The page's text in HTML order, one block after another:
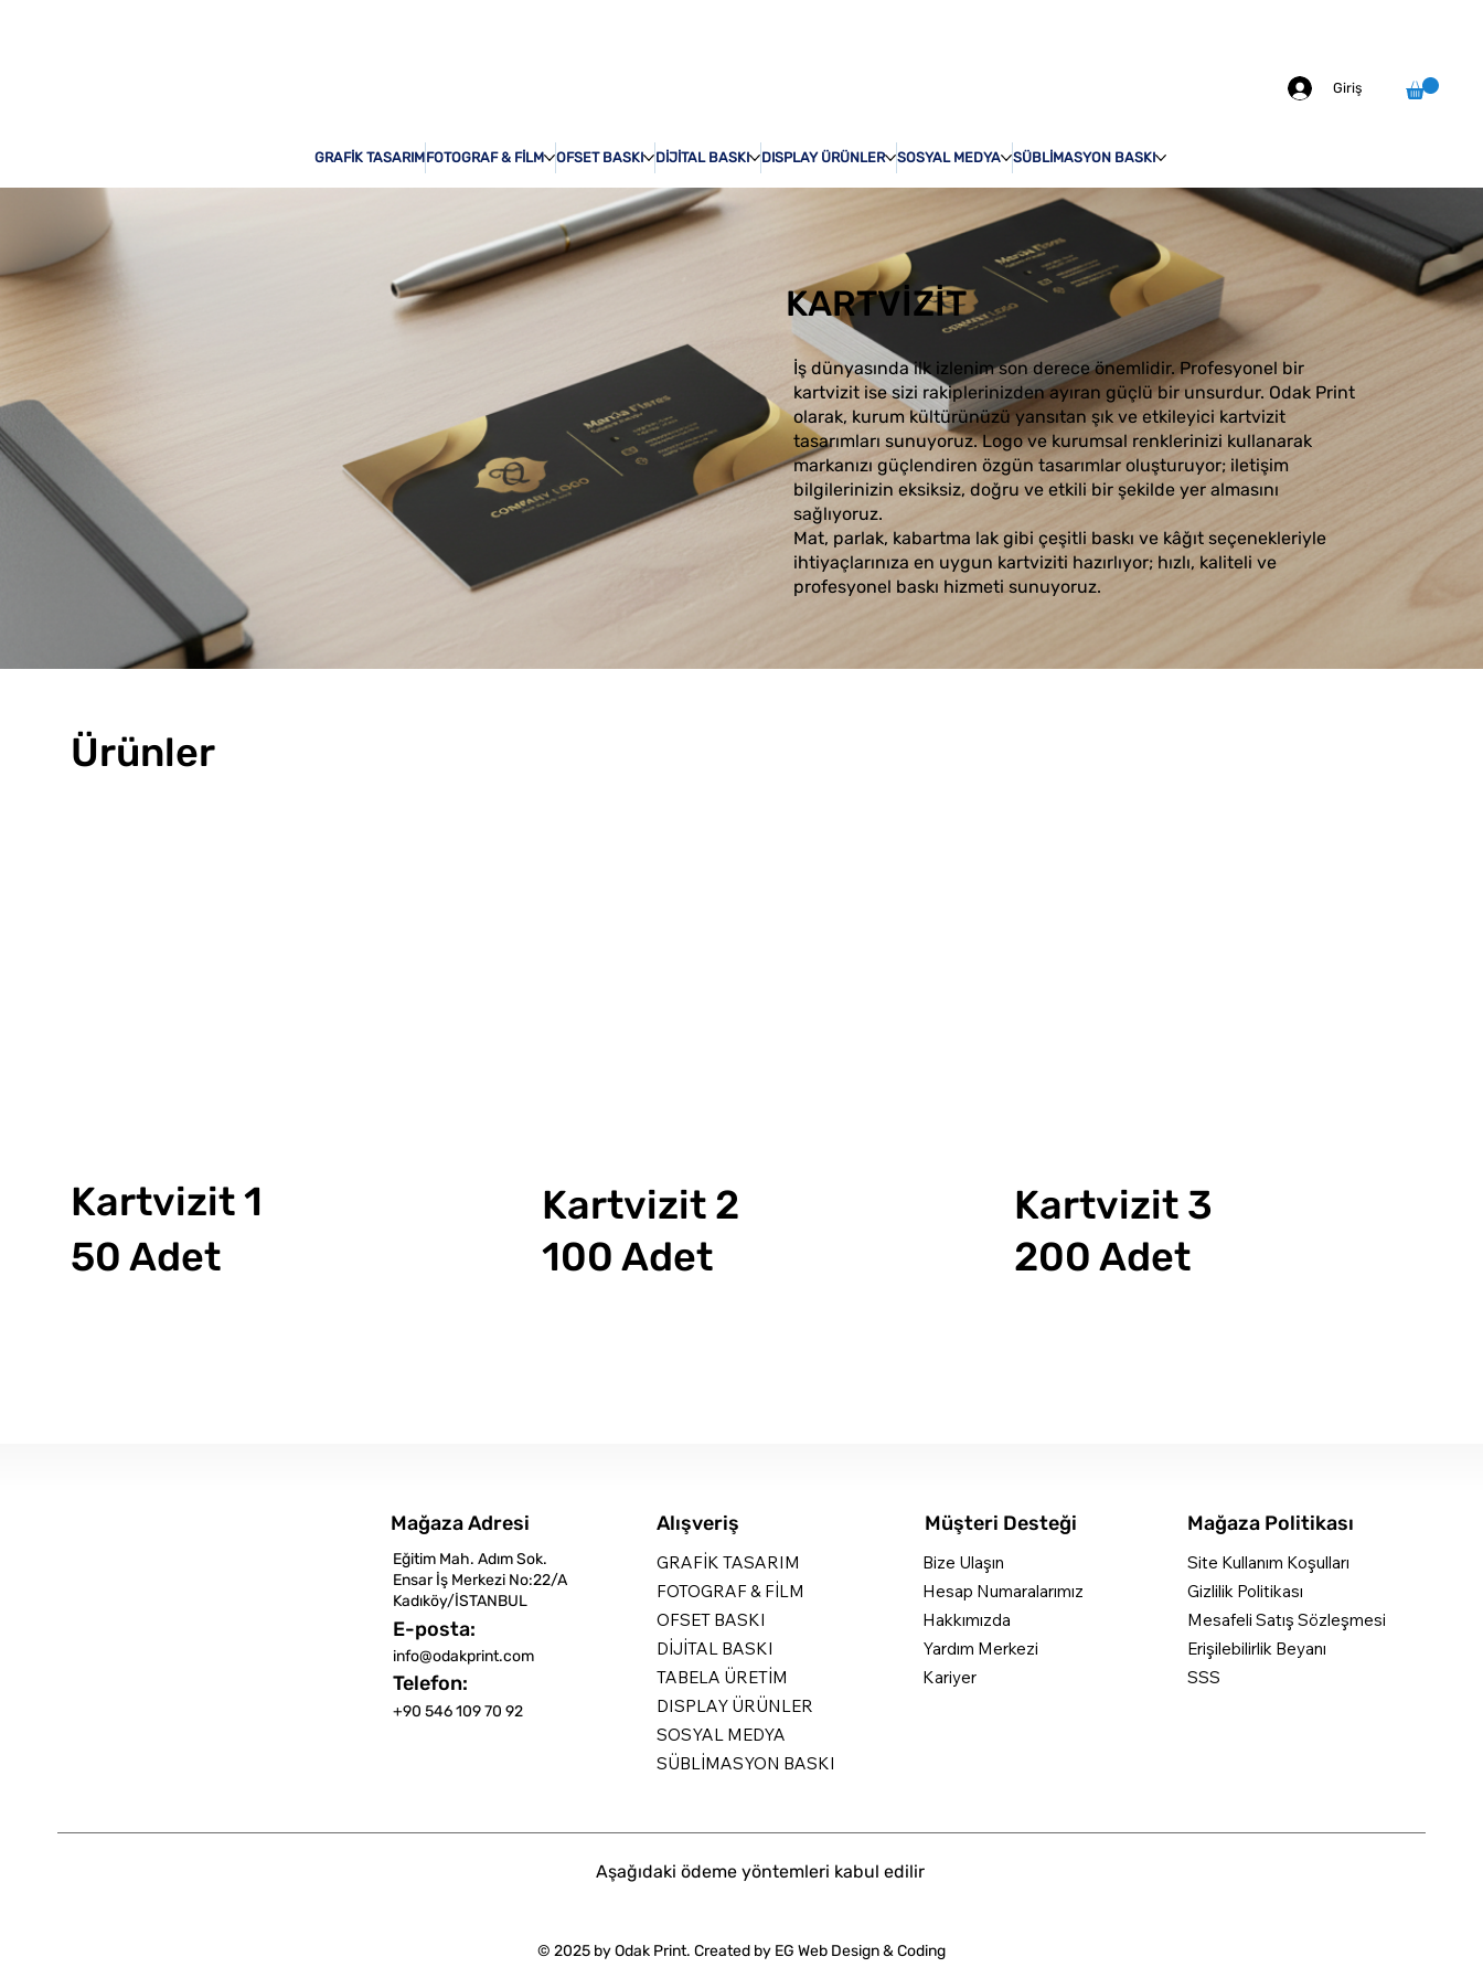
Giriş
GRAFİK TASARIMFOTOGRAF & FİLM OFSET BASKI DİJİTAL BASKI DISPLAY ÜRÜNLER SOSYAL MEDYA SÜBLİMASYON BASKI
KARTVİZİT
İş dünyasında ilk izlenim son derece önemlidir. Profesyonel bir
kartvizit ise sizi rakiplerinizden ayıran güçlü bir unsurdur. Odak Print
olarak, kurum kültürünüzü yansıtan şık ve etkileyici kartvizit
tasarımları sunuyoruz. Logo ve kurumsal renklerinizi kullanarak
markanızı güçlendiren özgün tasarımlar oluşturuyor; iletişim
bilgilerinizin eksiksiz, doğru ve etkili bir şekilde yer almasını
sağlıyoruz.
Mat, parlak, kabartma lak gibi çeşitli baskı ve kâğıt seçenekleriyle
ihtiyaçlarınıza en uygun kartviziti hazırlıyor; hızlı, kaliteli ve
profesyonel baskı hizmeti sunuyoruz.
Ürünler
Kartvizit 1
50 Adet
Kartvizit 2
100 Adet
Kartvizit 3
200 Adet
Mağaza Politikası
Site Kullanım Koşulları
Gizlilik Politikası
Mesafeli Satış Sözleşmesi
Erişilebilirlik Beyanı
SSS
Bize Ulaşın
Hesap Numaralarımız
Hakkımızda
Yardım Merkezi
Kariyer
Müşteri Desteği
Alışveriş
GRAFİK TASARIM
FOTOGRAF & FİLM
OFSET BASKI
DİJİTAL BASKI
TABELA ÜRETİM
DISPLAY ÜRÜNLER
SOSYAL MEDYA
SÜBLİMASYON BASKI
Mağaza Adresi
Eğitim Mah. Adım Sok.
Ensar İş Merkezi No:22/A
Kadıköy/İSTANBUL
E-posta:
info@odakprint.com
Telefon:
+90 546 109 70 92
© 2025 by Odak Print. Created by EG Web Design & Coding
Aşağıdaki ödeme yöntemleri kabul edilir